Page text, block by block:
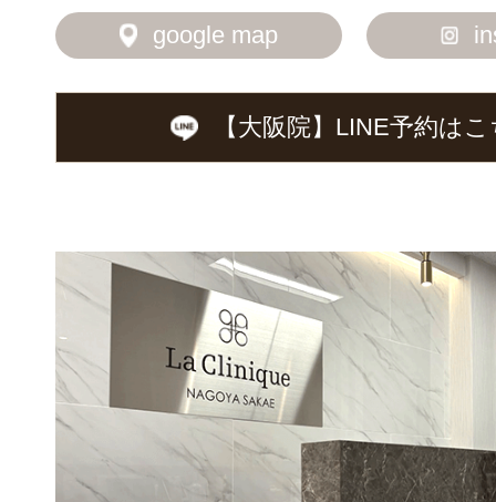
google map
【大阪院】LINE予約は